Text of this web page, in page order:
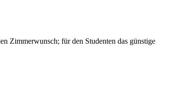
Zimmerwunsch; für den Studenten das günstige